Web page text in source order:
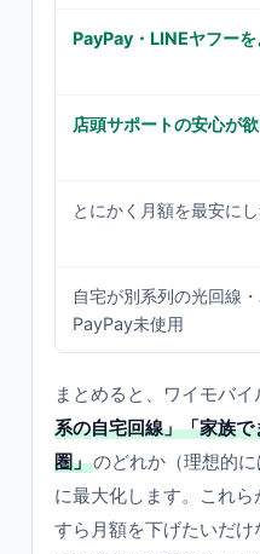
PayPay・LINEヤフーを
店頭サポートの安心が
とにかく月額を最安に
自宅が別系列の光回線
PayPay未使用
まとめると、ワイモバイ
系の自宅回線」「家族
圏」のどれか（理想的
に最大化します。これ
すら月額を下げたいだけ